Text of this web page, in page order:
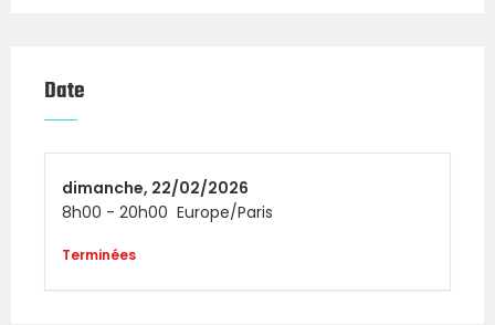
Date
dimanche, 22/02/2026
8h00 - 20h00 Europe/Paris
Terminées